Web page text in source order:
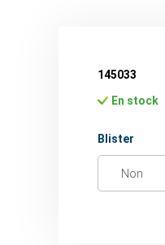
145033
En stock
Sélectionnez
Blister